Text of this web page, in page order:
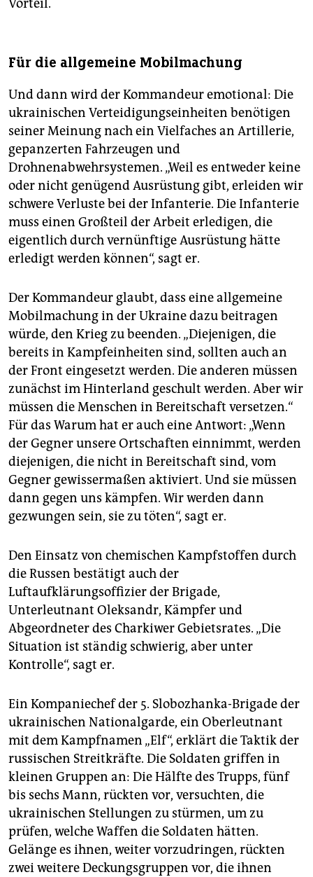
Vorteil.
Für die allgemeine Mobilmachung
Und dann wird der Kommandeur emotional: Die
ukrainischen Verteidigungseinheiten benötigen
seiner Meinung nach ein Vielfaches an Artillerie,
gepanzerten Fahrzeugen und
Drohnenabwehrsystemen. „Weil es entweder keine
oder nicht genügend Ausrüstung gibt, erleiden wir
schwere Verluste bei der Infanterie. Die Infanterie
muss einen Großteil der Arbeit erledigen, die
eigentlich durch vernünftige Ausrüstung hätte
erledigt werden können“, sagt er.
Der Kommandeur glaubt, dass eine allgemeine
Mobilmachung in der Ukraine dazu beitragen
würde, den Krieg zu beenden. „Diejenigen, die
bereits in Kampfeinheiten sind, sollten auch an
der Front eingesetzt werden. Die anderen müssen
zunächst im Hinterland geschult werden. Aber wir
müssen die Menschen in Bereitschaft versetzen.“
Für das Warum hat er auch eine Antwort: „Wenn
der Gegner unsere Ortschaften einnimmt, werden
diejenigen, die nicht in Bereitschaft sind, vom
Gegner gewissermaßen aktiviert. Und sie müssen
dann ­gegen uns kämpfen. Wir werden dann
gezwungen sein, sie zu töten“, sagt er.
Den Einsatz von chemischen Kampfstoffen durch
die Russen bestätigt auch der
Luftaufklärungsoffizier der Brigade,
Unterleutnant Oleksandr, Kämpfer und
Abgeordneter des Charkiwer Gebietsrates. „Die
Situation ist ständig schwierig, aber unter
Kontrolle“, sagt er.
Ein Kompaniechef der 5. Slobozhanka-Brigade der
ukrainischen Nationalgarde, ein Oberleutnant
mit dem Kampfnamen „Elf“, erklärt die Taktik der
russischen Streitkräfte. Die Soldaten griffen in
kleinen Gruppen an: Die Hälfte des Trupps, fünf
bis sechs Mann, rückten vor, versuchten, die
ukrainischen Stellungen zu stürmen, um zu
prüfen, welche Waffen die Soldaten hätten.
Gelänge es ihnen, weiter vorzudringen, rückten
zwei weitere Deckungsgruppen vor, die ihnen